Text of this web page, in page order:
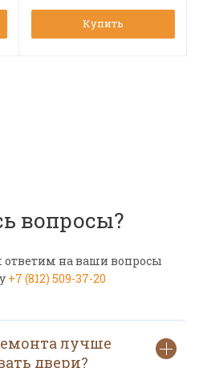
Купить
вопросы?
на ваши вопросы
+7 (812) 509-37-20
лучше
двери?